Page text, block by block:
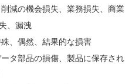
減の機会損失、業務損失、商業
、漏洩
、偶然、結果的な損害
タ部品の損傷、製品に保存され